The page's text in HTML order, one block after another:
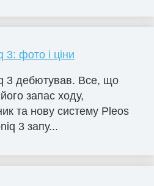
фото і ціни
3 дебютував. Все, що
запас ходу,
та нову систему Pleos
3 запу...